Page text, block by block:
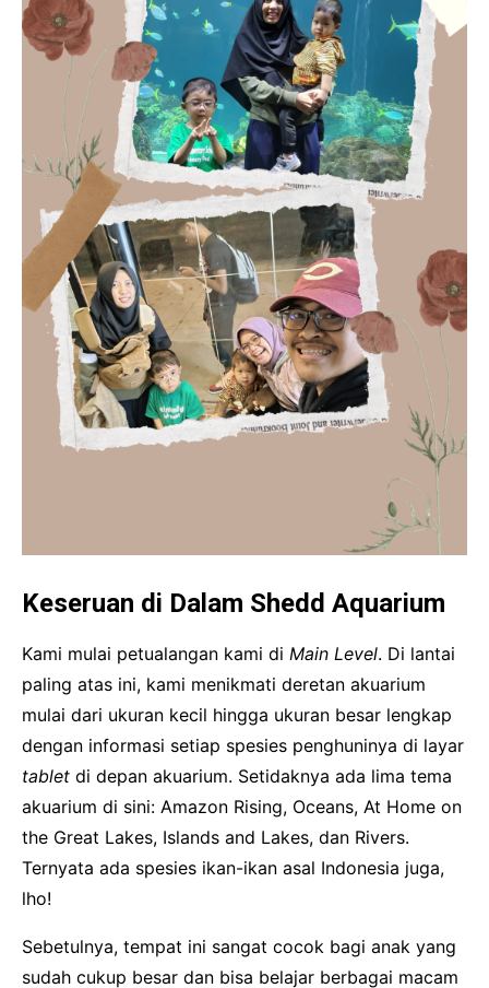
Keseruan di Dalam Shedd Aquarium
Kami mulai petualangan kami di Main Level. Di lantai
paling atas ini, kami menikmati deretan akuarium
mulai dari ukuran kecil hingga ukuran besar lengkap
dengan informasi setiap spesies penghuninya di layar
tablet di depan akuarium. Setidaknya ada lima tema
akuarium di sini: Amazon Rising, Oceans, At Home on
the Great Lakes, Islands and Lakes, dan Rivers.
Ternyata ada spesies ikan-ikan asal Indonesia juga,
lho!
Sebetulnya, tempat ini sangat cocok bagi anak yang
sudah cukup besar dan bisa belajar berbagai macam